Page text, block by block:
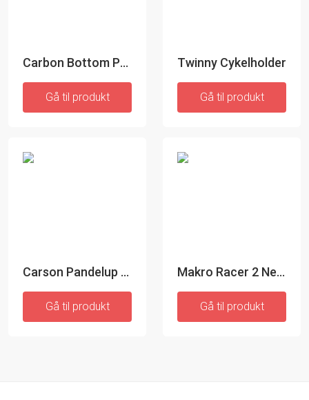
Carbon Bottom Pole - Simplex
Gå til produkt
Twinny Cykelholder
Gå til produkt
Carson Pandelup CP-60 Grill
Gå til produkt
Makro Racer 2 Nederste stang
Gå til produkt